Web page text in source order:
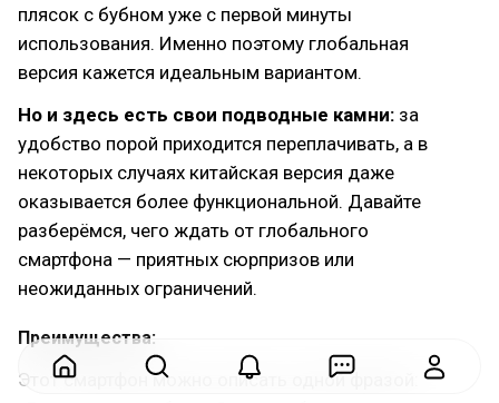
плясок с бубном уже с первой минуты
использования. Именно поэтому глобальная
версия кажется идеальным вариантом.
Но и здесь есть свои подводные камни: за
удобство порой приходится переплачивать, а в
некоторых случаях китайская версия даже
оказывается более функциональной. Давайте
разберёмся, чего ждать от глобального
смартфона — приятных сюрпризов или
неожиданных ограничений.
Преимущества:
Этот смартфон можно описать одной фразой: